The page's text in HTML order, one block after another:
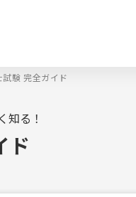
試験 完全ガイド
知る！
ド